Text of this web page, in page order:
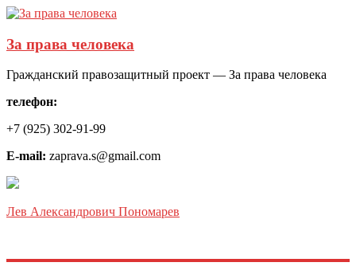
За права человека
Гражданский правозащитный проект — За права человека
телефон:
+7 (925) 302-91-99
E-mail: zaprava.s@gmail.com
Лев Александрович Пономарев